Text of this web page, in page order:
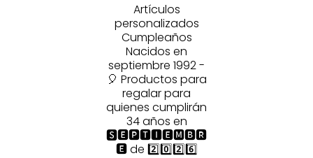
Artículos
personalizados
Cumpleaños
Nacidos en
septiembre 1992 -
🎈 Productos para
regalar para
quienes cumplirán
34 años en
🆂🅴🅿🆃🅸🅴🅼🅱🆁
🅴 de 2️⃣0️⃣2️⃣6️⃣